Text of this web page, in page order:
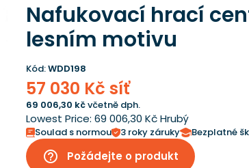
Nafukovací hrací
lesním motivu
Kód:WDD198
57 030 Kč síť
69 006,30 kčvčetně dph.
Lowest Price: 69 006,30 Kč Hrubý
Soulad s normou 3 roky záruky Bezplatné
help_outline
Požádejte o produkt